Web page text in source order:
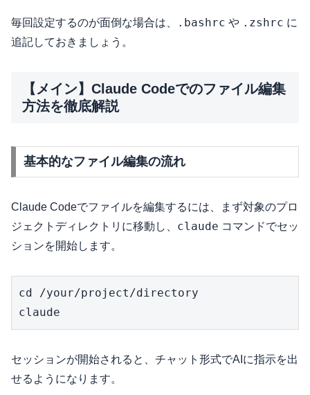
毎回設定するのが面倒な場合は、 .bashrc や .zshrc に
追記しておきましょう。
【メイン】Claude Codeでのファイル編集
方法を徹底解説
基本的なファイル編集の流れ
Claude Codeでファイルを編集するには、まず対象のプロ
ジェクトディレクトリに移動し、 claude コマンドでセッ
ションを開始します。
cd /your/project/directory
claude
セッションが開始されると、チャット形式でAIに指示を出
せるようになります。